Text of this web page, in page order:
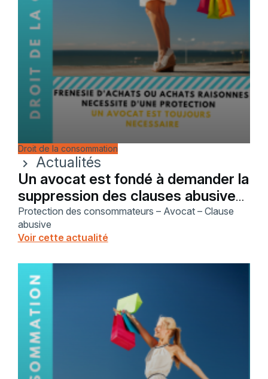
Droit de la consommation
chevron_right
Actualités
Un avocat est fondé à demander la
suppression des clauses abusives
quand le prêt souscrit n’a pas de
lien avec son activité
professionnelle
Protection des consommateurs – Avocat – Clause
abusive
Voir cette actualité